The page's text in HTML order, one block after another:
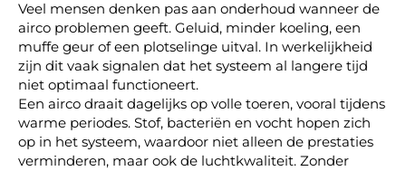
Veel mensen denken pas aan onderhoud wanneer de
airco problemen geeft. Geluid, minder koeling, een
muffe geur of een plotselinge uitval. In werkelijkheid
zijn dit vaak signalen dat het systeem al langere tijd
niet optimaal functioneert.
Een airco draait dagelijks op volle toeren, vooral tijdens
warme periodes. Stof, bacteriën en vocht hopen zich
op in het systeem, waardoor niet alleen de prestaties
verminderen, maar ook de luchtkwaliteit. Zonder